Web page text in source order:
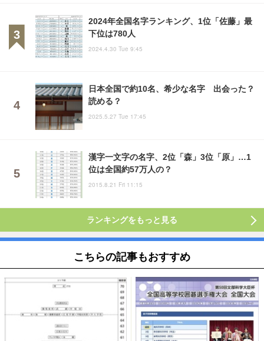
2024年全国名字ランキング、1位「佐藤」最
下位は780人
2024.4.30 Tue 9:45
日本全国で約10名、希少な名字 出会った？
読める？
2025.5.27 Tue 17:45
漢字一文字の名字、2位「森」3位「原」…1
位は全国約57万人の？
2015.8.21 Fri 11:15
ランキングをもっと見る
こちらの記事もおすすめ